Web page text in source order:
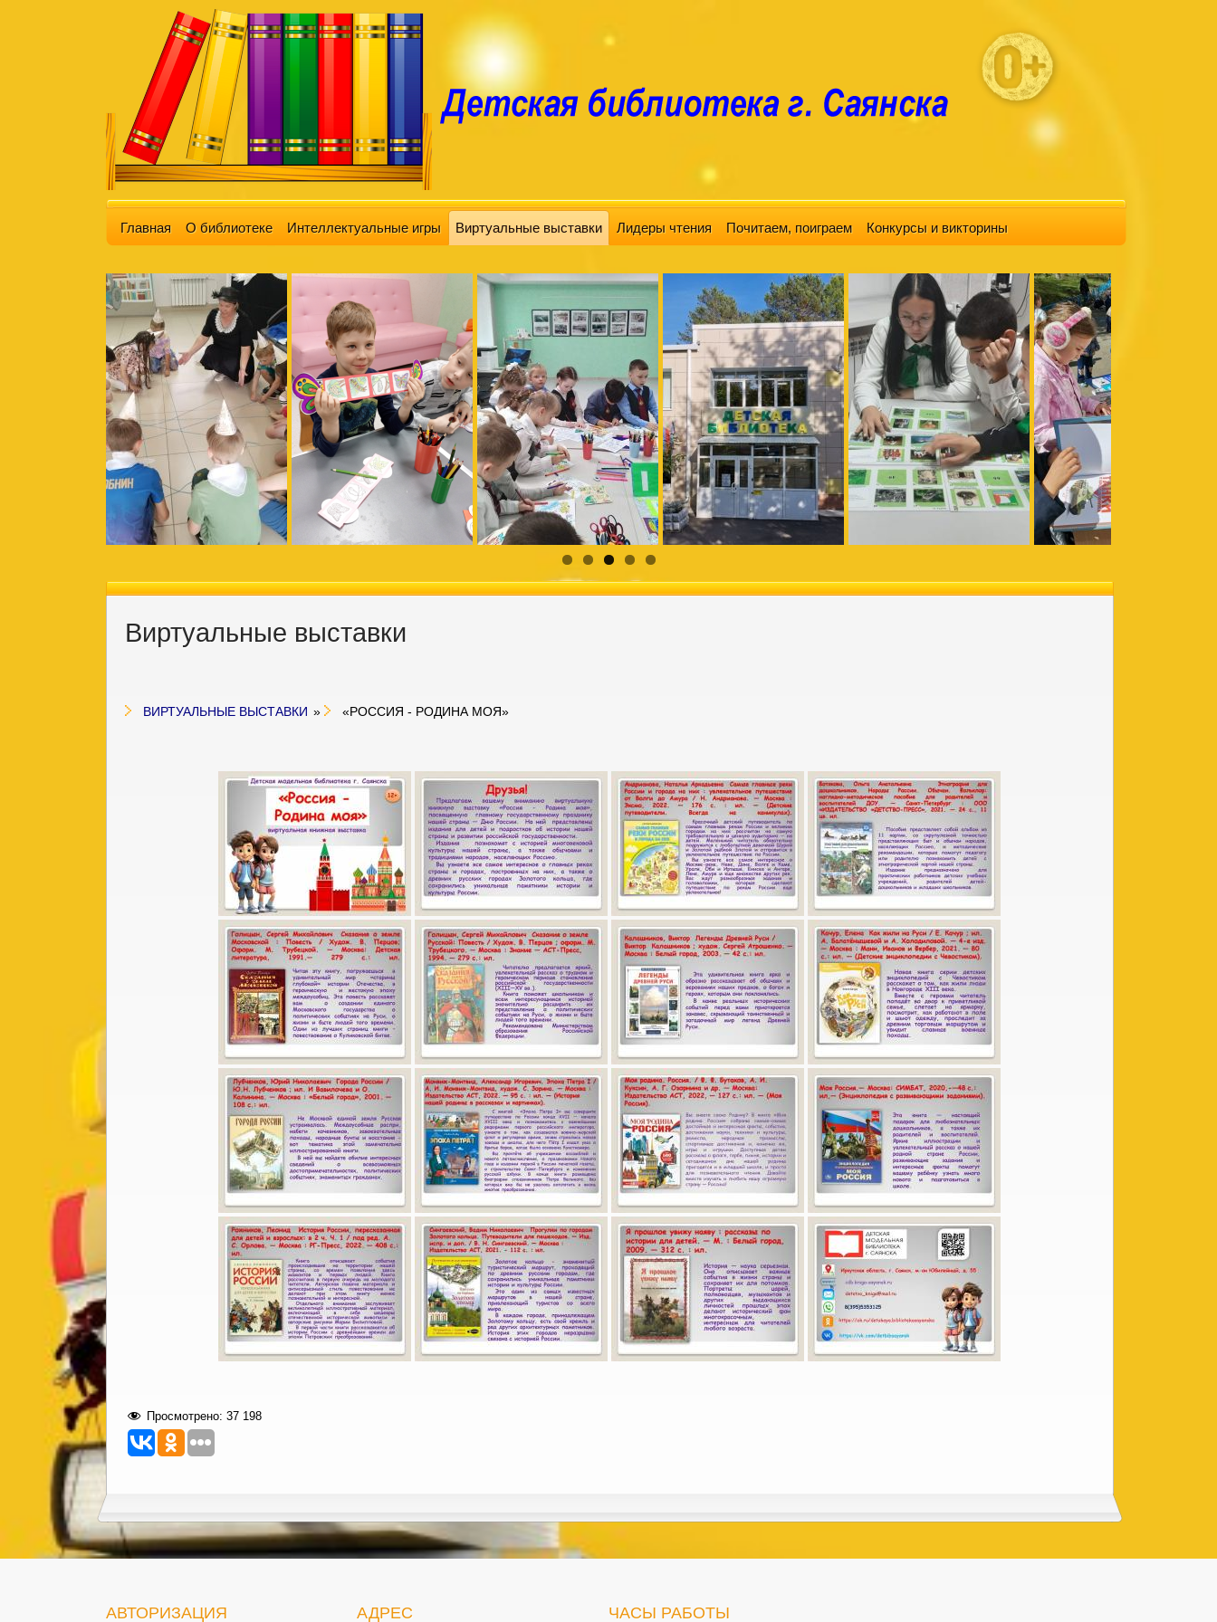
Главная О библиотеке Интеллектуальные игры Виртуальные выставки Лидеры чтения Почитаем, поиграем Конкурсы и викторины
Виртуальные выставки
ВИРТУАЛЬНЫЕ ВЫСТАВКИ » «РОССИЯ - РОДИНА МОЯ»
Просмотрено: 37 198
АВТОРИЗАЦИЯ АДРЕС ЧАСЫ РАБОТЫ